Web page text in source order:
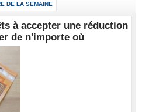
DE LA SEMAINE
à accepter une réduction
de n'importe où